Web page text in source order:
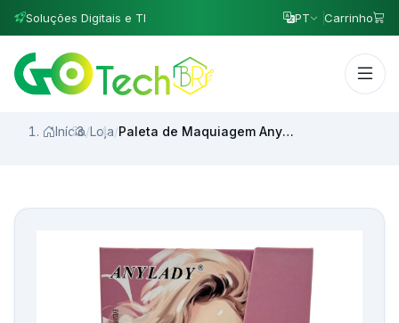
Soluções Digitais e TI PT Carrinho
Início/Loja/ Paleta de Maquiagem Anyland Completa Estilo Carteira MODELO:MAGIC